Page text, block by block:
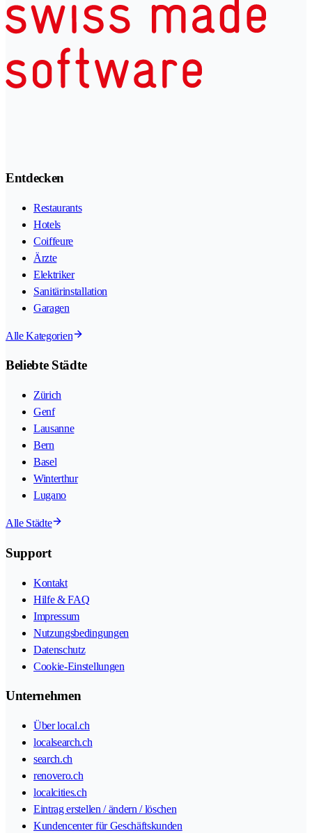
Entdecken
Restaurants
Hotels
Coiffeure
Ärzte
Elektriker
Sanitärinstallation
Garagen
Alle Kategorien
Beliebte Städte
Zürich
Genf
Lausanne
Bern
Basel
Winterthur
Lugano
Alle Städte
Support
Kontakt
Hilfe & FAQ
Impressum
Nutzungsbedingungen
Datenschutz
Cookie-Einstellungen
Unternehmen
Über local.ch
localsearch.ch
search.ch
renovero.ch
localcities.ch
Eintrag erstellen / ändern / löschen
Kundencenter für Geschäftskunden